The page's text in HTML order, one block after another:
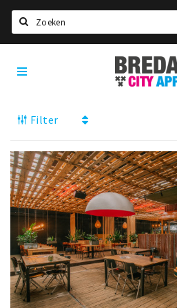
Home
Deals
Nieuws, interviews & blogs
Eten
Drinken
Slapen
Recreatief
Winkels
Breda
City
App
Filter